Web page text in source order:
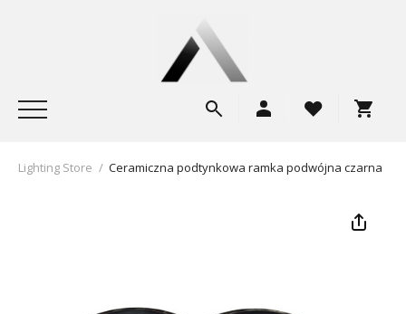
Lighting Store / Ceramiczna podtynkowa ramka podwójna czarna